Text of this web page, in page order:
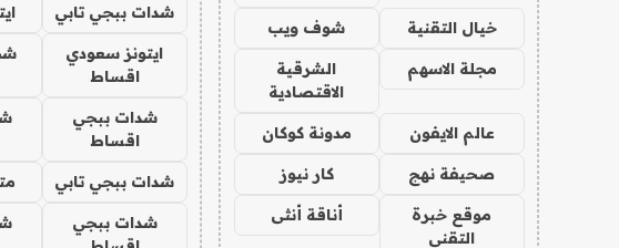
خيال التقنية شوف ويب
مجلة الاسهم
الشرقية
الاقتصادية
عالم الايفون مدونة كوكان
صحيفة نهج كار نيوز
موقع خبرة
التقني
أناقة أنثى
شدات ببجي تابي
ايتونز سعودي
اقساط
شدات ببجي
اقساط
شدات ببجي تابي
شدات ببجي